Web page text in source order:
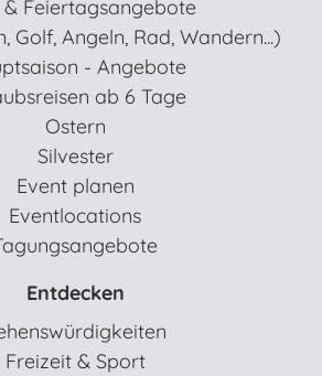
& Feiertagsangebote
Golf, Angeln, Rad, Wandern...)
- Angebote
ab 6 Tage
Ostern
Silvester
Event planen
Eventlocations
Entdecken
Freizeit & Sport